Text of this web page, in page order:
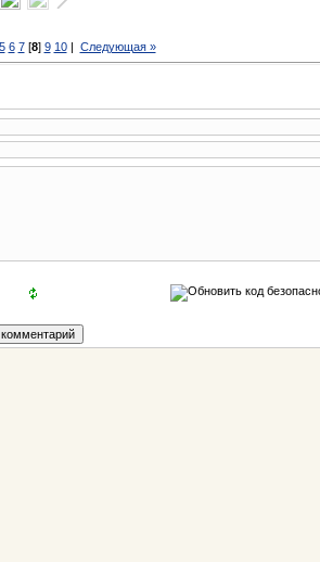
5 6 7[8] 9 10| Следующая »